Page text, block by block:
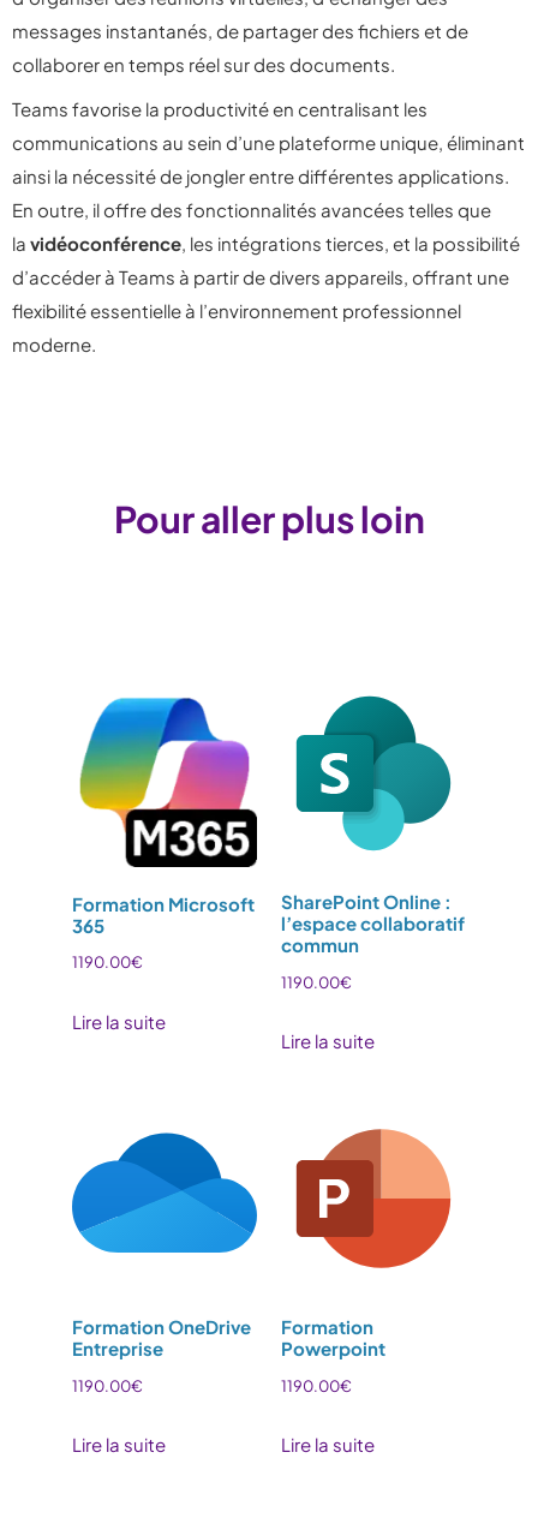
messages instantanés, de partager des fichiers et de
collaborer en temps réel sur des documents.
Teams favorise la productivité en centralisant les
communications au sein d’une plateforme unique, éliminant
ainsi la nécessité de jongler entre différentes applications.
En outre, il offre des fonctionnalités avancées telles que
la vidéoconférence , les intégrations tierces, et la possibilité
d’accéder à Teams à partir de divers appareils, offrant une
flexibilité essentielle à l’environnement professionnel
moderne.
Pour aller plus loin
Formation Microsoft
365
1190.00€
Lire la suite
SharePoint Online :
l’espace collaboratif
commun
1190.00€
Lire la suite
Formation OneDrive
Entreprise
1190.00€
Lire la suite
Formation
Powerpoint
1190.00€
Lire la suite